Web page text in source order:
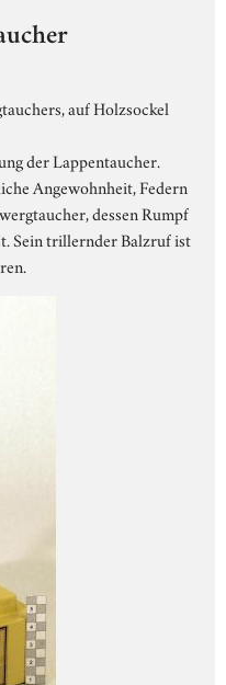
auf Holzsockel
der Lappentaucher.
Angewohnheit, Federn
dessen Rumpf
Sein trillernder Balzruf ist